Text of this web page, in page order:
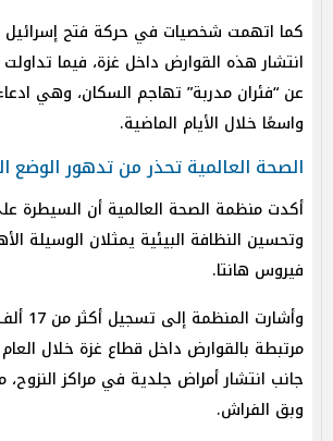
كما اتهمت شخصيات في حركة فتح
انتشار هذه القوارض داخل غزة، فيما
عن “فئران مدربة” تهاجم السكان، وهي
واسعًا خلال الأيام الماضية.
الصحة العالمية تحذر من تدهور الوضع
أكدت منظمة الصحة العالمية أن السيطرة
وتحسين النظافة البيئية يمثلان الوسيلة
فيروس هانتا.
وأشارت
مرتبطة بالقوارض داخل قطاع غزة خلال
جانب انتشار أمراض جلدية في مراكز النزوح،
وبق الفراش.